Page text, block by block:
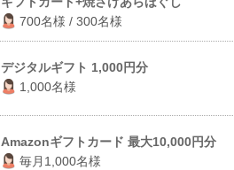
700名様 / 300名様
デジタルギフト 1,000円分
1,000名様
Amazonギフトカード 最大10,000円分
毎月1,000名様